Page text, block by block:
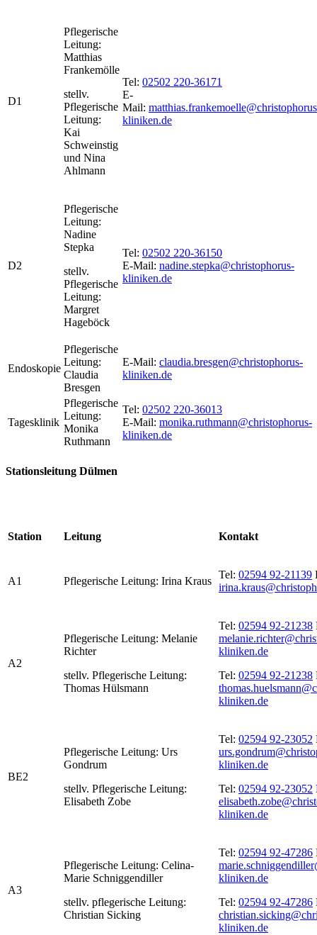
D1
Pflegerische
Leitung:
Matthias
Frankemölle
stellv.
Pflegerische
Leitung:
Kai
Schweinstig
und Nina
Ahlmann
Tel: 02502 220-36171
E-
Mail:
kliniken.de
D2
Pflegerische
Leitung:
Nadine
Stepka
stellv.
Pflegerische
Leitung:
Margret
Hageböck
Tel: 02502 220-36150
E-Mail: nadine.stepka@christophorus-
kliniken.de
Endoskopie
Pflegerische
Leitung:
Claudia
Bresgen
E-Mail: claudia.bresgen@christophorus-
kliniken.de
Tagesklinik
Pflegerische
Leitung:
Monika
Ruthmann
Tel: 02502 220-36013
E-Mail: monika.ruthmann@christophorus-
kliniken.de
Stationsleitung Dülmen
Station Leitung Kontakt
A1 Pflegerische Leitung: Irina Kraus
Tel: 02594 92-21139
A2
Pflegerische Leitung: Melanie
Richter
stellv. Pflegerische Leitung:
Thomas Hülsmann
Tel: 02594 92-21238
kliniken.de
Tel: 02594 92-21238
kliniken.de
BE2
Pflegerische Leitung: Urs
Gondrum
stellv. Pflegerische Leitung:
Elisabeth Zobe
Tel: 02594 92-23052
kliniken.de
Tel: 02594 92-23052
kliniken.de
A3
Pflegerische Leitung: Celina-
Marie Schniggendiller
stellv. pflegerische Leitung:
Christian Sicking
Tel: 02594 92-47286
kliniken.de
Tel: 02594 92-47286
kliniken.de